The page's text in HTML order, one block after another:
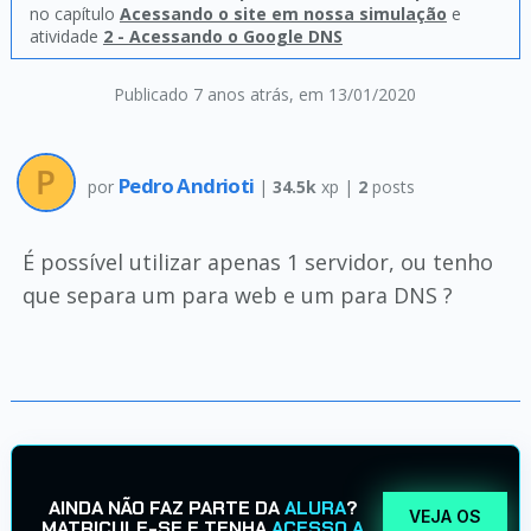
Publicado 7 anos atrás, em 13/01/2020
no capítulo Acessando o site em nossa simulação e
atividade 2 - Acessando o Google DNS
por Pedro Andrioti | 34.5k xp | 2posts
É possível utilizar apenas 1 servidor, ou tenho
que separa um para web e um para DNS ?
AINDA NÃO FAZ PARTE DAALURA?
VEJA OS